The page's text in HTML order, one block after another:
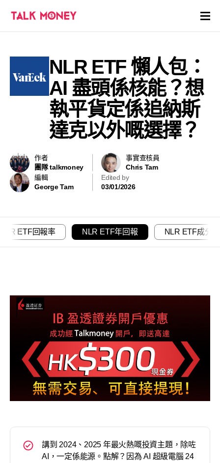
證券商評價
各種投資產品戶口
貸款
虛擬貨幣
NLR ETF 懶人包：
AI 盡頭係核能？想
執平貨定係追納斯
達克以外嘅選擇？
作者
團隊 talkmoney
事實查核員
Chris Tam
編輯
George Tam
Edited by
03/01/2026
NLR ETF回報率 NLR ETF年回報 NLR ETF成分股
講到 2024、2025 年最火熱嘅投資主題，除咗
AI，一定係能源。點解？因為 AI 超級電腦 24